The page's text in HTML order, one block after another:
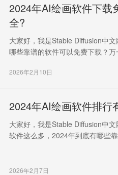
2024年AI绘画软件下载
全?
大家好，我是Stable Diffusion中
哪些靠谱的软件可以免费下载？
2026年2月10日
2024年AI绘画软件排行
大家好，我是Stable Diffusion中
软件这么多，2024年到底有哪些
2026年2月7日